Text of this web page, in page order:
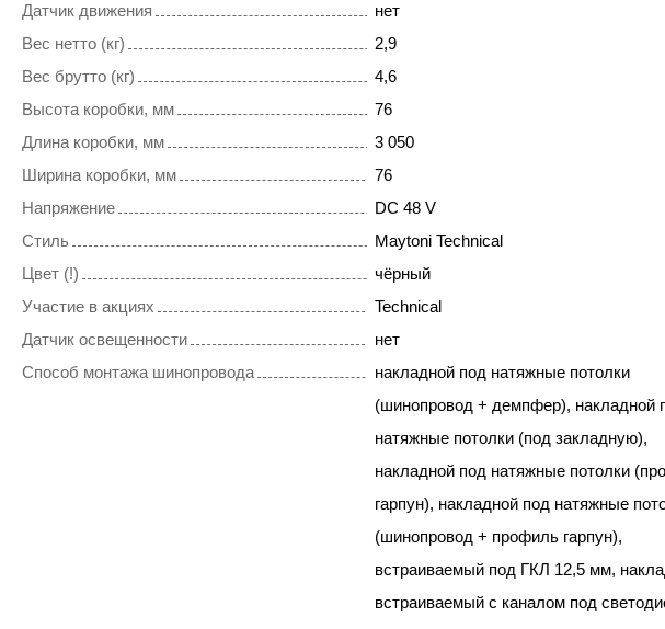
Датчик движения
нет
Вес нетто (кг)
2,9
Вес брутто (кг)
4,6
Высота коробки, мм
76
Длина коробки, мм
3 050
Ширина коробки, мм
76
Напряжение
DC 48 V
Стиль
Maytoni Technical
Цвет (!)
чёрный
Участие в акциях
Technical
Датчик освещенности
нет
Способ монтажа шинопровода
накладной под натяжные потолки
(шинопровод + демпфер), накладной
натяжные потолки (под закладную),
накладной под натяжные потолки
гарпун), накладной под натяжные
(шинопровод + профиль гарпун),
встраиваемый под ГКЛ 12,5 мм,
встраиваемый с каналом под